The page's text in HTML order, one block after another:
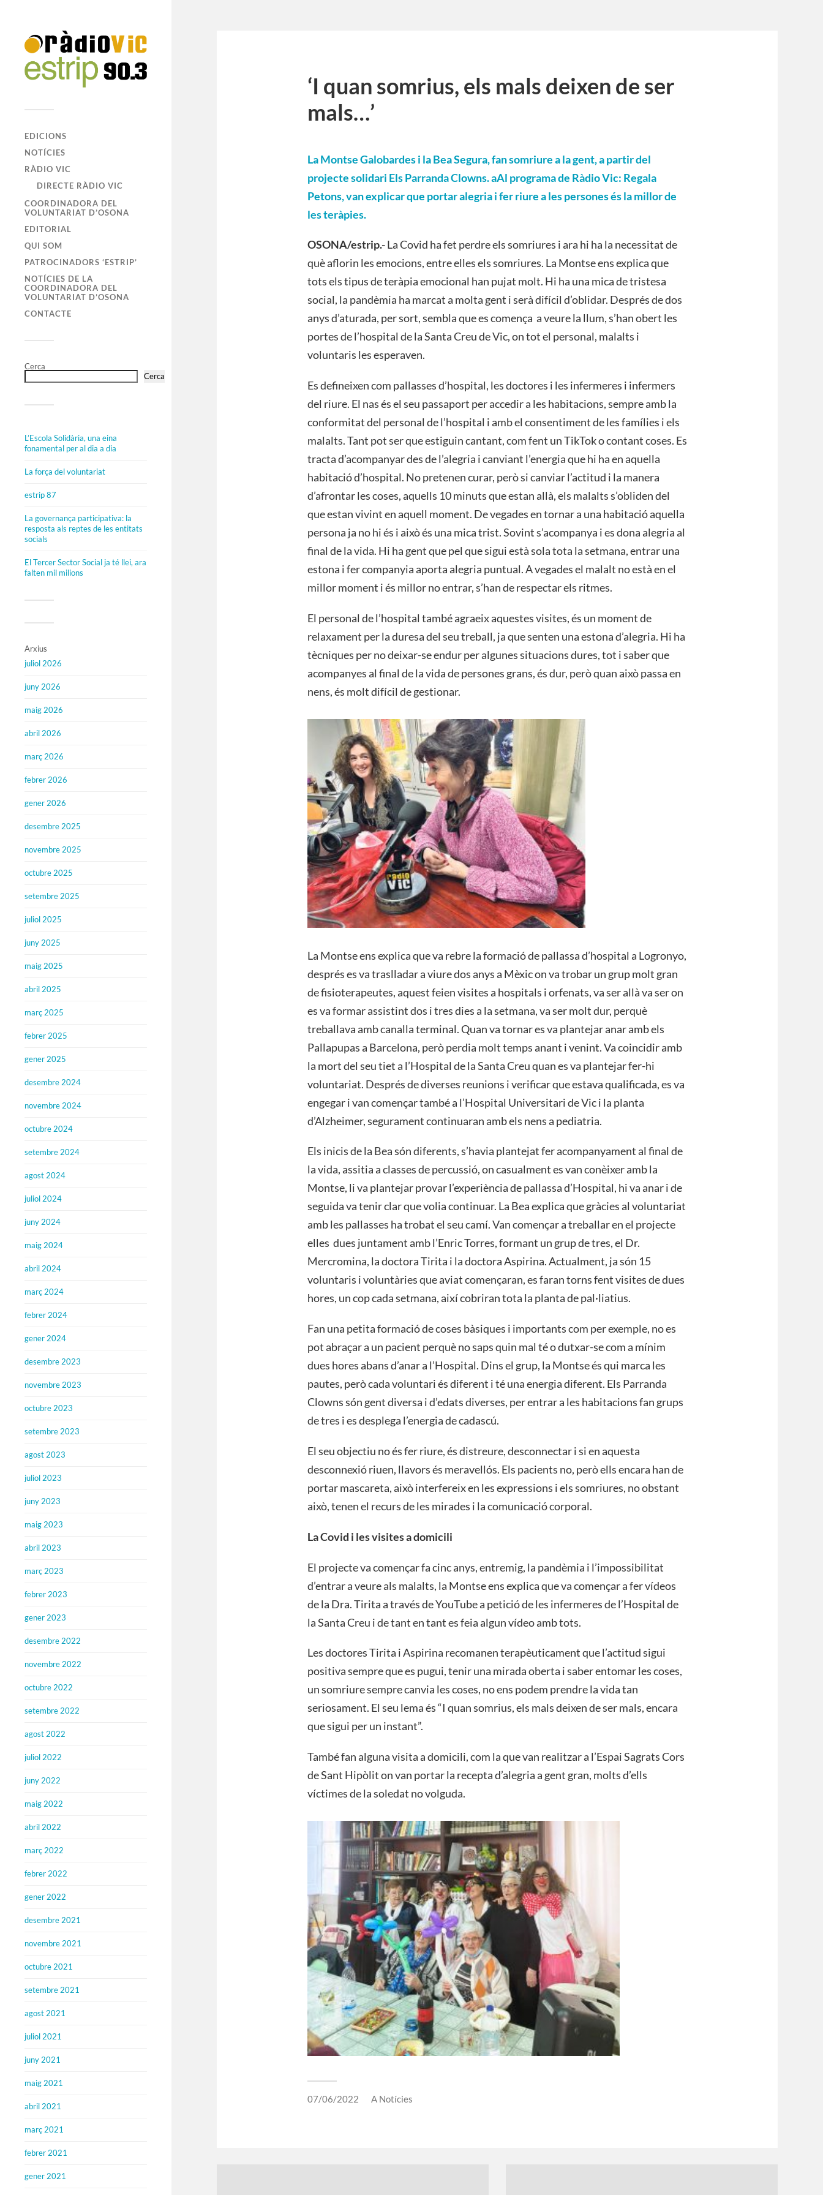
EDICIONS
NOTÍCIES
RÀDIO VIC
DIRECTE RÀDIO VIC
COORDINADORA DEL
VOLUNTARIAT D’OSONA
EDITORIAL
QUI SOM
PATROCINADORS ‘ESTRIP’
NOTÍCIES DE LA
COORDINADORA DEL
VOLUNTARIAT D’OSONA
CONTACTE
Cerca
Cerca
L’Escola Solidària, una eina
fonamental per al dia a dia
La força del voluntariat
estrip 87
La governança participativa: la
resposta als reptes de les entitats
socials
El Tercer Sector Social ja té llei, ara
falten mil milions
Arxius
juliol 2026
juny 2026
maig 2026
abril 2026
març 2026
febrer 2026
gener 2026
desembre 2025
novembre 2025
octubre 2025
setembre 2025
juliol 2025
juny 2025
maig 2025
abril 2025
març 2025
febrer 2025
gener 2025
desembre 2024
novembre 2024
octubre 2024
setembre 2024
agost 2024
juliol 2024
juny 2024
maig 2024
abril 2024
març 2024
febrer 2024
gener 2024
desembre 2023
novembre 2023
octubre 2023
setembre 2023
agost 2023
juliol 2023
juny 2023
maig 2023
abril 2023
març 2023
febrer 2023
gener 2023
desembre 2022
novembre 2022
octubre 2022
setembre 2022
agost 2022
juliol 2022
juny 2022
maig 2022
abril 2022
març 2022
febrer 2022
gener 2022
desembre 2021
novembre 2021
octubre 2021
setembre 2021
agost 2021
juliol 2021
juny 2021
maig 2021
abril 2021
març 2021
febrer 2021
gener 2021
‘I quan somrius, els mals deixen de ser
mals…’
La Montse Galobardes i la Bea Segura, fan somriure a la gent, a partir del
projecte solidari Els Parranda Clowns. aAl programa de Ràdio Vic: Regala
Petons, van explicar que portar alegria i fer riure a les persones és la millor de
les teràpies.
OSONA/estrip.-La Covid ha fet perdre els somriures i ara hi ha la necessitat de
què aflorin les emocions, entre elles els somriures. La Montse ens explica que
tots els tipus de teràpia emocional han pujat molt. Hi ha una mica de tristesa
social, la pandèmia ha marcat a molta gent i serà difícil d’oblidar. Després de dos
anys d’aturada, per sort, sembla que es comença a veure la llum, s’han obert les
portes de l’hospital de la Santa Creu de Vic, on tot el personal, malalts i
voluntaris les esperaven.
Es defineixen com pallasses d’hospital, les doctores i les infermeres i infermers
del riure. El nas és el seu passaport per accedir a les habitacions, sempre amb la
conformitat del personal de l’hospital i amb el consentiment de les famílies i els
malalts. Tant pot ser que estiguin cantant, com fent un TikTok o contant coses. Es
tracta d’acompanyar des de l’alegria i canviant l’energia que hi ha en aquella
habitació d’hospital. No pretenen curar, però si canviar l’actitud i la manera
d’afrontar les coses, aquells 10 minuts que estan allà, els malalts s’obliden del
que estan vivint en aquell moment. De vegades en tornar a una habitació aquella
persona ja no hi és i això és una mica trist. Sovint s’acompanya i es dona alegria al
final de la vida. Hi ha gent que pel que sigui està sola tota la setmana, entrar una
estona i fer companyia aporta alegria puntual. A vegades el malalt no està en el
millor moment i és millor no entrar, s’han de respectar els ritmes.
El personal de l’hospital també agraeix aquestes visites, és un moment de
relaxament per la duresa del seu treball, ja que senten una estona d’alegria. Hi ha
tècniques per no deixar-se endur per algunes situacions dures, tot i saber que
acompanyes al final de la vida de persones grans, és dur, però quan això passa en
nens, és molt difícil de gestionar.
La Montse ens explica que va rebre la formació de pallassa d’hospital a Logronyo,
després es va traslladar a viure dos anys a Mèxic on va trobar un grup molt gran
de fisioterapeutes, aquest feien visites a hospitals i orfenats, va ser allà va ser on
es va formar assistint dos i tres dies a la setmana, va ser molt dur, perquè
treballava amb canalla terminal. Quan va tornar es va plantejar anar amb els
Pallapupas a Barcelona, però perdia molt temps anant i venint. Va coincidir amb
la mort del seu tiet a l’Hospital de la Santa Creu quan es va plantejar fer-hi
voluntariat. Després de diverses reunions i verificar que estava qualificada, es va
engegar i van començar també a l’Hospital Universitari de Vic i la planta
d’Alzheimer, segurament continuaran amb els nens a pediatria.
Els inicis de la Bea són diferents, s’havia plantejat fer acompanyament al final de
la vida, assitia a classes de percussió, on casualment es van conèixer amb la
Montse, li va plantejar provar l’experiència de pallassa d’Hospital, hi va anar i de
seguida va tenir clar que volia continuar. La Bea explica que gràcies al voluntariat
amb les pallasses ha trobat el seu camí. Van començar a treballar en el projecte
elles dues juntament amb l’Enric Torres, formant un grup de tres, el Dr.
Mercromina, la doctora Tirita i la doctora Aspirina. Actualment, ja són 15
voluntaris i voluntàries que aviat començaran, es faran torns fent visites de dues
hores, un cop cada setmana, així cobriran tota la planta de pal·liatius.
Fan una petita formació de coses bàsiques i importants com per exemple, no es
pot abraçar a un pacient perquè no saps quin mal té o dutxar-se com a mínim
dues hores abans d’anar a l’Hospital. Dins el grup, la Montse és qui marca les
pautes, però cada voluntari és diferent i té una energia diferent. Els Parranda
Clowns són gent diversa i d’edats diverses, per entrar a les habitacions fan grups
de tres i es desplega l’energia de cadascú.
El seu objectiu no és fer riure, és distreure, desconnectar i si en aquesta
desconnexió riuen, llavors és meravellós. Els pacients no, però ells encara han de
portar mascareta, això interfereix en les expressions i els somriures, no obstant
això, tenen el recurs de les mirades i la comunicació corporal.
La Covid i les visites a domicili
El projecte va començar fa cinc anys, entremig, la pandèmia i l’impossibilitat
d’entrar a veure als malalts, la Montse ens explica que va començar a fer vídeos
de la Dra. Tirita a través de YouTube a petició de les infermeres de l’Hospital de
la Santa Creu i de tant en tant es feia algun vídeo amb tots.
Les doctores Tirita i Aspirina recomanen terapèuticament que l’actitud sigui
positiva sempre que es pugui, tenir una mirada oberta i saber entomar les coses,
un somriure sempre canvia les coses, no ens podem prendre la vida tan
seriosament. El seu lema és “I quan somrius, els mals deixen de ser mals, encara
que sigui per un instant”.
També fan alguna visita a domicili, com la que van realitzar a l’Espai Sagrats Cors
de Sant Hipòlit on van portar la recepta d’alegria a gent gran, molts d’ells
víctimes de la soledat no volguda.
07/06/2022 A Notícies